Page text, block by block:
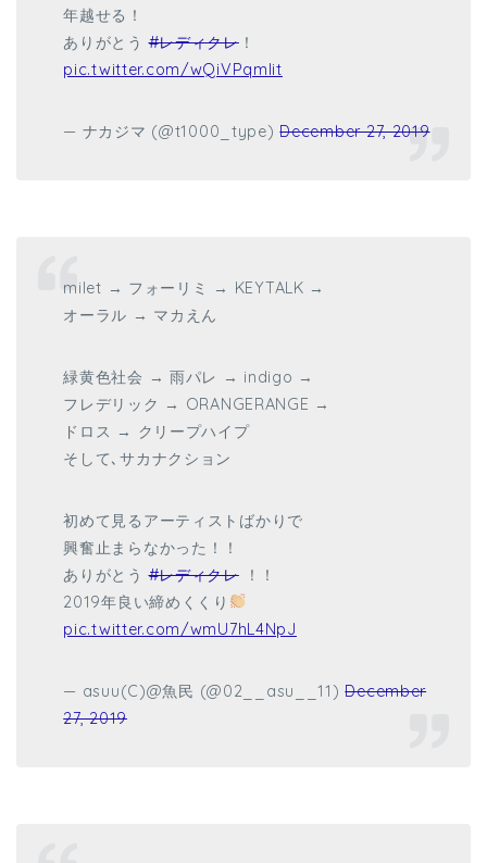
年越せる！
ありがとう#レディクレ！
pic.twitter.com/wQiVPqmlit
— ナカジマ (@t1000_type)December 27, 2019
milet → フォーリミ → KEYTALK →
オーラル → マカえん
緑黄色社会 → 雨パレ → indigo →
フレデリック → ORANGERANGE →
ドロス → クリープハイプ
そして､サカナクション
初めて見るアーティストばかりで
興奮止まらなかった！！
ありがとう#レディクレ！！
2019年良い締めくくり
pic.twitter.com/wmU7hL4NpJ
— asuu(C)@魚民 (@02__asu__11)December
27, 2019